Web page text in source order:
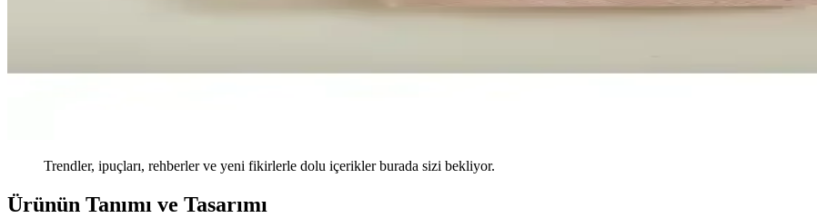
Trendler, ipuçları, rehberler ve yeni fikirlerle dolu içerikler burada sizi bekliyor.
Ürünün Tanımı ve Tasarımı